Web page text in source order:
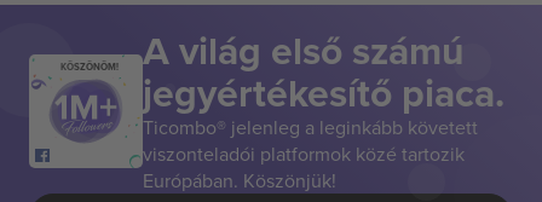
KÖSZÖNÖM! A világ első számú
jegyértékesítő piaca.
Ticombo® jelenleg a leginkább követett
viszonteladói platformok közé tartozik
Európában. Köszönjük!